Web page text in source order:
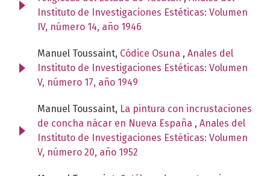
Instituto de Investigaciones Estéticas: Volumen
IV, número 14, año 1946
Manuel Toussaint, Códice Osuna , Anales del
Instituto de Investigaciones Estéticas: Volumen
V, número 17, año 1949
Manuel Toussaint, La pintura con incrustaciones
de concha nácar en Nueva España , Anales del
Instituto de Investigaciones Estéticas: Volumen
V, número 20, año 1952